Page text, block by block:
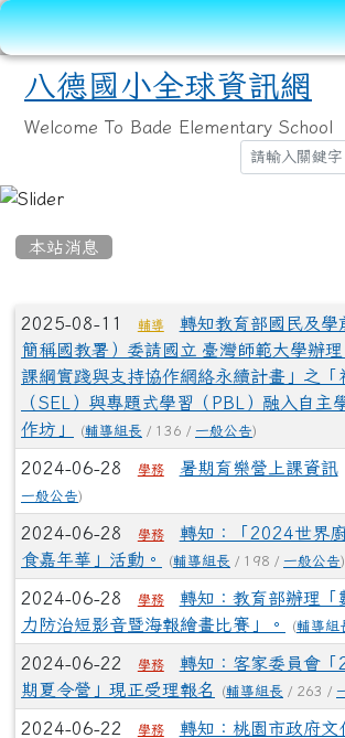
八德國小全球資訊網
Welcome To Bade Elementary School
本站消息
文章列表
2025-08-11 輔導
轉知教育部國民及學
簡稱國教署）委請國立 臺灣師範大學辦
課綱實踐與支持協作網絡永續計畫」之「
（SEL）與專題式學習（PBL）融入自主
作坊」
(輔導組長 / 136 / 一般公告)
2024-06-28 學務 暑期育樂營上課資訊
一般公告)
2024-06-28 學務
轉知：「2024世界
食嘉年華」活動。
(輔導組長 / 198 / 一般公告)
2024-06-28 學務
轉知：教育部辦理「
力防治短影音暨海報繪畫比賽」。
(輔導組
2024-06-22 學務
轉知：客家委員會
期夏令營」現正受理報名
(輔導組長 / 263 /
2024-06-22 學務
轉知：桃園市政府